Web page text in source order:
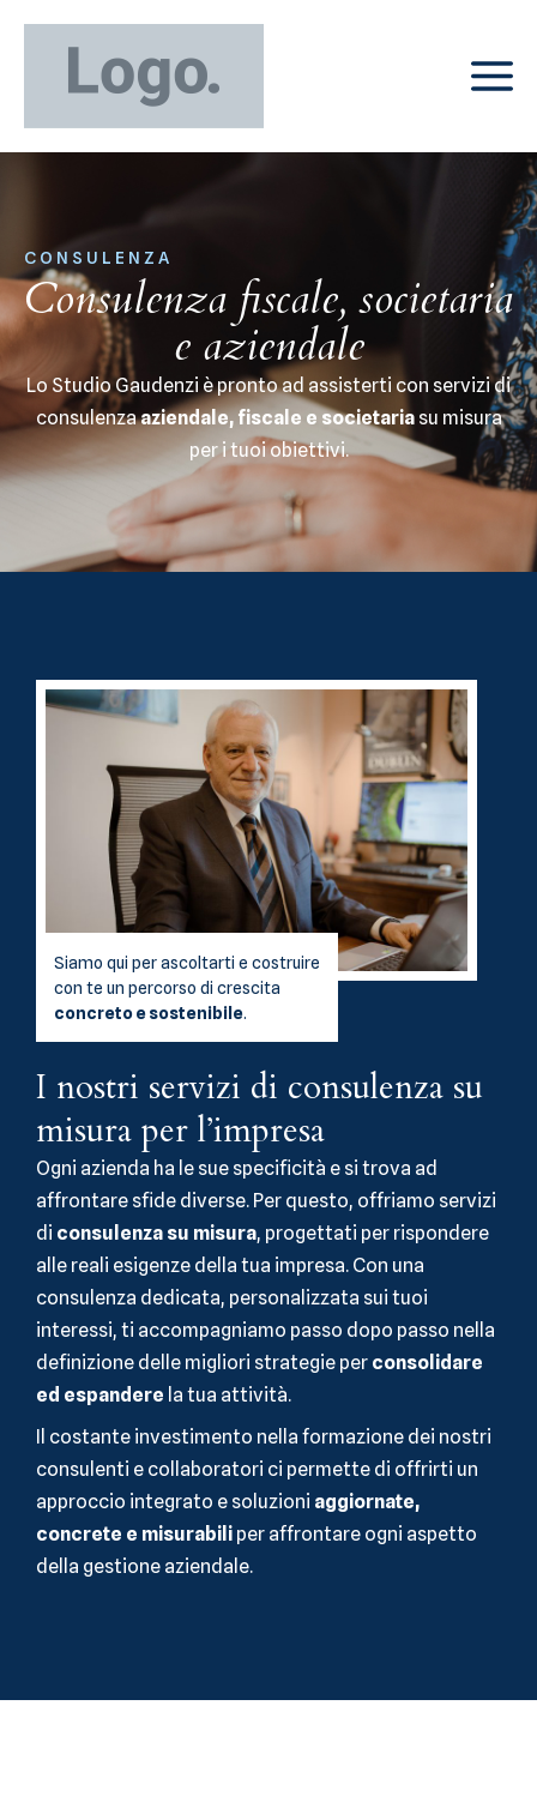
CONSULENZA
Consulenza fiscale, societaria
e aziendale
Lo Studio Gaudenzi è pronto ad assisterti con servizi di
consulenzaaziendale, fiscale e societariasu misura
per i tuoi obiettivi.
Siamo qui per ascoltarti e costruire
con te un percorso di crescita
concreto e sostenibile.
I nostri servizi di consulenza su
misura per l’impresa
Ogni azienda ha le sue specificità e si trova ad
affrontare sfide diverse. Per questo, offriamo servizi
di consulenza su misura, progettati per rispondere
alle reali esigenze della tua impresa. Con una
consulenza dedicata, personalizzata sui tuoi
interessi, ti accompagniamo passo dopo passo nella
definizione delle migliori strategie per consolidare
ed espandere la tua attività.
Il costante investimento nella formazione dei nostri
consulenti e collaboratori ci permette di offrirti un
approccio integrato e soluzioni aggiornate,
concrete e misurabili per affrontare ogni aspetto
della gestione aziendale.